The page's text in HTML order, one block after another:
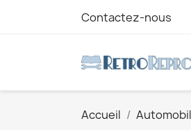
Contactez-nous
Accueil